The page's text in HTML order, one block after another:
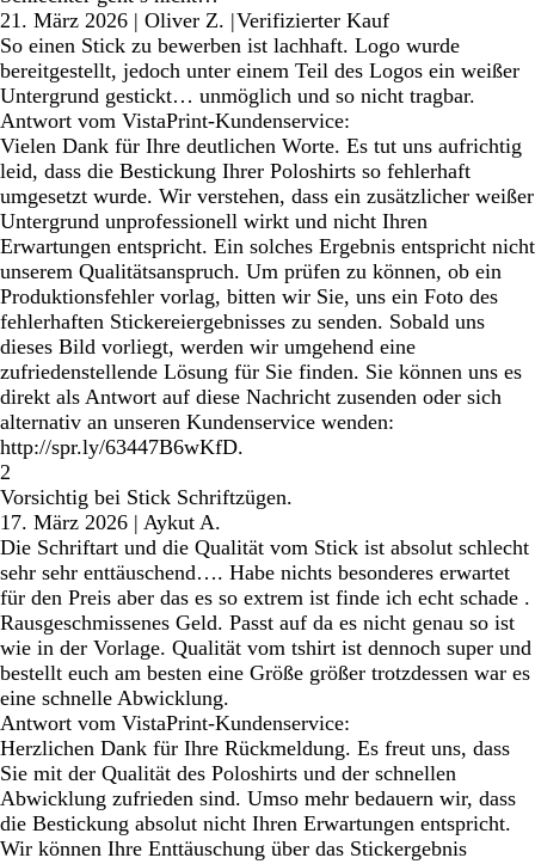
21. März 2026 | Oliver Z. |Verifizierter Kauf
So einen Stick zu bewerben ist lachhaft. Logo wurde
bereitgestellt, jedoch unter einem Teil des Logos ein weißer
Untergrund gestickt… unmöglich und so nicht tragbar.
Antwort vom VistaPrint-Kundenservice:
Vielen Dank für Ihre deutlichen Worte. Es tut uns aufrichtig
leid, dass die Bestickung Ihrer Poloshirts so fehlerhaft
umgesetzt wurde. Wir verstehen, dass ein zusätzlicher weißer
Untergrund unprofessionell wirkt und nicht Ihren
Erwartungen entspricht. Ein solches Ergebnis entspricht nicht
unserem Qualitätsanspruch. Um prüfen zu können, ob ein
Produktionsfehler vorlag, bitten wir Sie, uns ein Foto des
fehlerhaften Stickereiergebnisses zu senden. Sobald uns
dieses Bild vorliegt, werden wir umgehend eine
zufriedenstellende Lösung für Sie finden. Sie können uns es
direkt als Antwort auf diese Nachricht zusenden oder sich
alternativ an unseren Kundenservice wenden:
http://spr.ly/63447B6wKfD.
2
Vorsichtig bei Stick Schriftzügen.
17. März 2026 | Aykut A.
Die Schriftart und die Qualität vom Stick ist absolut schlecht
sehr sehr enttäuschend…. Habe nichts besonderes erwartet
für den Preis aber das es so extrem ist finde ich echt schade .
Rausgeschmissenes Geld. Passt auf da es nicht genau so ist
wie in der Vorlage. Qualität vom tshirt ist dennoch super und
bestellt euch am besten eine Größe größer trotzdessen war es
eine schnelle Abwicklung.
Antwort vom VistaPrint-Kundenservice:
Herzlichen Dank für Ihre Rückmeldung. Es freut uns, dass
Sie mit der Qualität des Poloshirts und der schnellen
Abwicklung zufrieden sind. Umso mehr bedauern wir, dass
die Bestickung absolut nicht Ihren Erwartungen entspricht.
Wir können Ihre Enttäuschung über das Stickergebnis